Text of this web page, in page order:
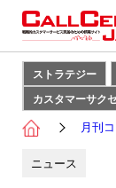
ストラテジー
カスタマーサク
月刊
ニュース